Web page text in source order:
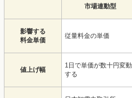
市場連動型
影響する
料金単価
従量料金の単価
値上げ幅
1日で単価が数十円変動
する